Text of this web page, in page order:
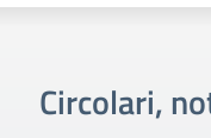
Circolari,